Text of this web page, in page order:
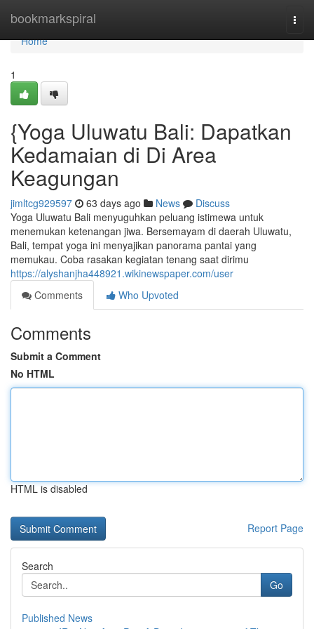
bookmarkspiral
Home
Home
1
{Yoga Uluwatu Bali: Dapatkan
Kedamaian di Di Area
Keagungan
jimltcg929597 63 days ago News
Discuss
Yoga Uluwatu Bali menyuguhkan peluang istimewa untuk
menemukan ketenangan jiwa. Bersemayam di daerah Uluwatu,
Bali, tempat yoga ini menyajikan panorama pantai yang
memukau. Coba rasakan kegiatan tenang saat dirimu
https://alyshanjha448921.wikinewspaper.com/user
Comments
Who Upvoted
Comments
Submit a Comment
No HTML
HTML is disabled
Report Page
Search
Go
Published News